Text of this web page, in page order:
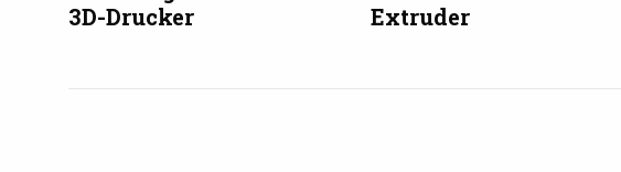
3D-Drucker
Extruder